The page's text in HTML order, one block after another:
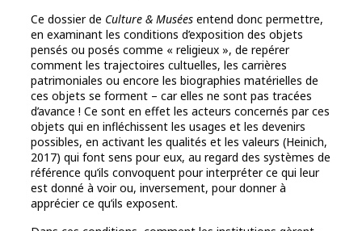
Ce dossier de Culture & Musées entend donc permettre,
en examinant les conditions d’exposition des objets
pensés ou posés comme « religieux », de repérer
comment les trajectoires cultuelles, les carrières
patrimoniales ou encore les biographies matérielles de
ces objets se forment – car elles ne sont pas tracées
d’avance ! Ce sont en effet les acteurs concernés par ces
objets qui en infléchissent les usages et les devenirs
possibles, en activant les qualités et les valeurs (Heinich,
2017) qui font sens pour eux, au regard des systèmes de
référence qu’ils convoquent pour interpréter ce qui leur
est donné à voir ou, inversement, pour donner à
apprécier ce qu’ils exposent.